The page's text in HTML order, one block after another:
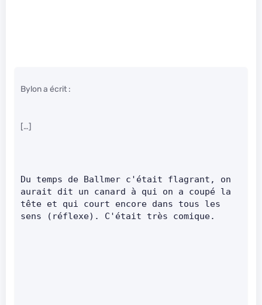
Bylon a écrit :
[…]
Du temps de Ballmer c'était flagrant, on
aurait dit un canard à qui on a coupé la
tête et qui court encore dans tous les